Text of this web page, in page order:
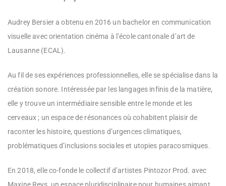
Audrey Bersier a obtenu en 2016 un bachelor en communication
visuelle avec orientation cinéma à l’école cantonale d’art de
Lausanne (ECAL).
Au fil de ses expériences professionnelles, elle se spécialise dans la
création sonore. Intéressée par les langages infinis de la matière,
elle y trouve un intermédiaire sensible entre le monde et les
cerveaux ; un espace de résonances où cohabitent plaisir de
raconter les histoire, questions d’urgences climatiques,
problématiques d’inclusions sociales et utopies paracosmiques.
En 2018, elle co-fonde le collectif d’artistes Pintozor Prod. avec